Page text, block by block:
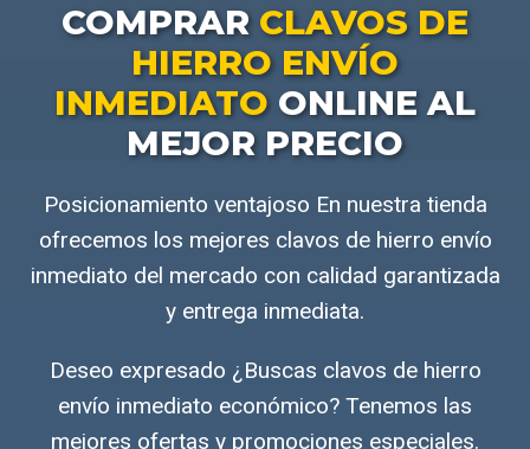
COMPRAR CLAVOS DE
HIERRO ENVÍO
INMEDIATOONLINE AL
MEJOR PRECIO
Posicionamiento ventajoso En nuestra tienda
ofrecemos los mejores clavos de hierro envío
inmediato del mercado con calidad garantizada
y entrega inmediata.
Deseo expresado ¿Buscas clavos de hierro
envío inmediato económico? Tenemos las
mejores ofertas y promociones especiales.